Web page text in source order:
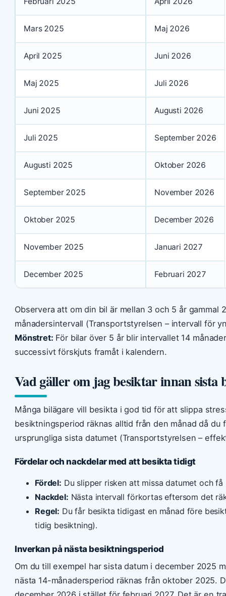
Mars 2025 Maj 2026
April 2025 Juni 2026
Maj 2025 Juli 2026
Juni 2025 Augusti 2026
Juli 2025 September 2026
Augusti 2025 Oktober 2026
September 2025 November 2026
Oktober 2025 December 2026
November 2025 Januari 2027
December 2025 Februari 2027
Observera att om din bil är mellan 3 och 5 år gammal
månadersintervall (Transportstyrelsen – intervall för
Mönstret: För bilar över 5 år blir intervallet 14
successivt förskjuts framåt i kalendern.
Vad gäller om jag besiktar innan sista
Många bilägare vill besikta i god tid för att slippa
besiktningsperiod räknas alltid från den månad då
ursprungliga sista datumet (Transportstyrelsen –
Fördelar och nackdelar med att besikta tidigt
Fördel: Du slipper risken att missa datumet och
Nackdel: Nästa intervall förkortas eftersom det
Regel: Du får besikta tidigast en månad före
tidig besiktning).
Inverkan på nästa besiktningsperiod
Om du till exempel har sista datum i december 2025
nästa 14-månadersperiod räknas från oktober 2025.